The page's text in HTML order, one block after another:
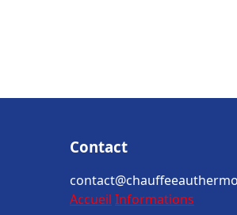
Contact
Accueil Informations